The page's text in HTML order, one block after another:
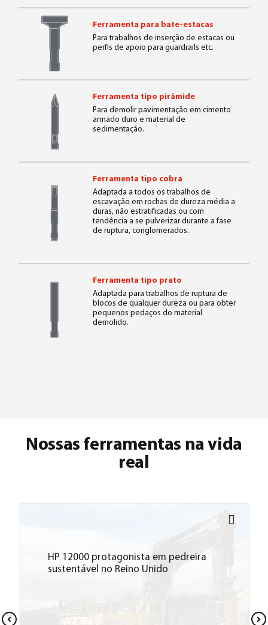
Ferramenta para bate-estacas
Para trabalhos de inserção de estacas ou
perfis de apoio para guardrails etc.
Ferramenta tipo pirâmide
Para demolir pavimentação em cimento
armado duro e material de
sedimentação.
Ferramenta tipo cobra
Adaptada a todos os trabalhos de
escavação em rochas de dureza média a
duras, não estratificadas ou com
tendência a se pulverizar durante a fase
de ruptura, conglomerados.
Ferramenta tipo prato
Adaptada para trabalhos de ruptura de
blocos de qualquer dureza ou para obter
pequenos pedaços do material
demolido.
Nossas ferramentas na vida
real
Indeco hydraulic hammer HP 5000 at
work under Etna volcano